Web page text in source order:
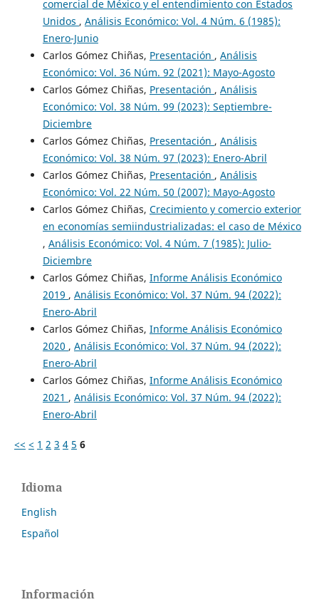
comercial de México y el entendimiento con Estados
Unidos , Análisis Económico: Vol. 4 Núm. 6 (1985):
Enero-Junio
Carlos Gómez Chiñas, Presentación , Análisis
Económico: Vol. 36 Núm. 92 (2021): Mayo-Agosto
Carlos Gómez Chiñas, Presentación , Análisis
Económico: Vol. 38 Núm. 99 (2023): Septiembre-
Diciembre
Carlos Gómez Chiñas, Presentación , Análisis
Económico: Vol. 38 Núm. 97 (2023): Enero-Abril
Carlos Gómez Chiñas, Presentación , Análisis
Económico: Vol. 22 Núm. 50 (2007): Mayo-Agosto
Carlos Gómez Chiñas, Crecimiento y comercio exterior
en economías semiindustrializadas: el caso de México
, Análisis Económico: Vol. 4 Núm. 7 (1985): Julio-
Diciembre
Carlos Gómez Chiñas, Informe Análisis Económico
2019 , Análisis Económico: Vol. 37 Núm. 94 (2022):
Enero-Abril
Carlos Gómez Chiñas, Informe Análisis Económico
2020 , Análisis Económico: Vol. 37 Núm. 94 (2022):
Enero-Abril
Carlos Gómez Chiñas, Informe Análisis Económico
2021 , Análisis Económico: Vol. 37 Núm. 94 (2022):
Enero-Abril
<< < 1 2 3 4 5 6
Idioma
English
Español
Información